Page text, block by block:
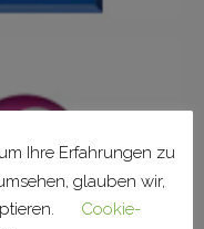
Ihre Erfahrungen zu
glauben wir,
Cookie-